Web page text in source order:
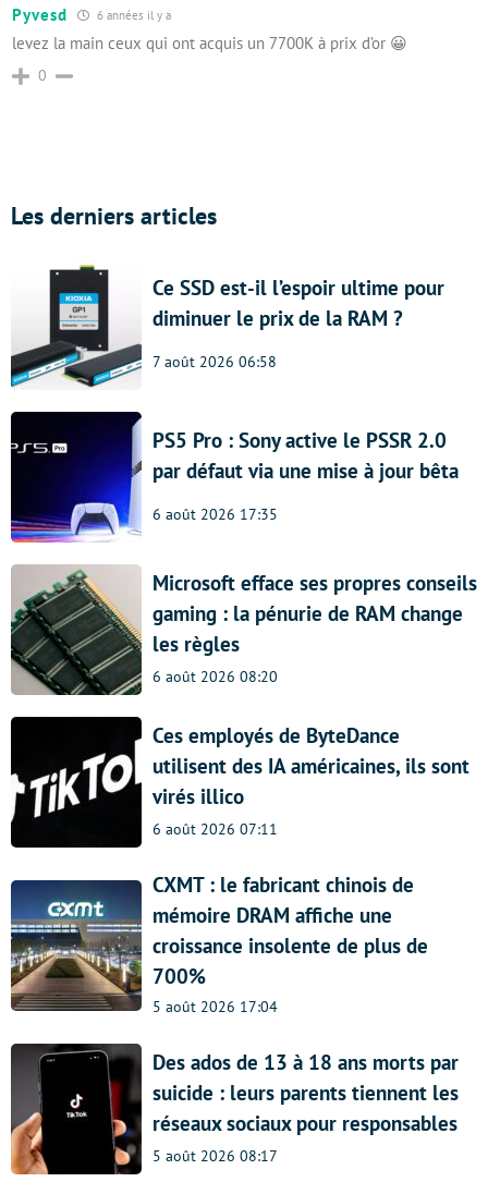
Pyvesd 6 années il y a
levez la main ceux qui ont acquis un 7700K à prix d’or 😀
0
Les derniers articles
Ce SSD est-il l’espoir ultime pour
diminuer le prix de la RAM ?
7 août 2026 06:58
PS5 Pro : Sony active le PSSR 2.0
par défaut via une mise à jour bêta
6 août 2026 17:35
Microsoft efface ses propres conseils
gaming : la pénurie de RAM change
les règles
6 août 2026 08:20
Ces employés de ByteDance
utilisent des IA américaines, ils sont
virés illico
6 août 2026 07:11
CXMT : le fabricant chinois de
mémoire DRAM affiche une
croissance insolente de plus de
700%
5 août 2026 17:04
Des ados de 13 à 18 ans morts par
suicide : leurs parents tiennent les
réseaux sociaux pour responsables
5 août 2026 08:17